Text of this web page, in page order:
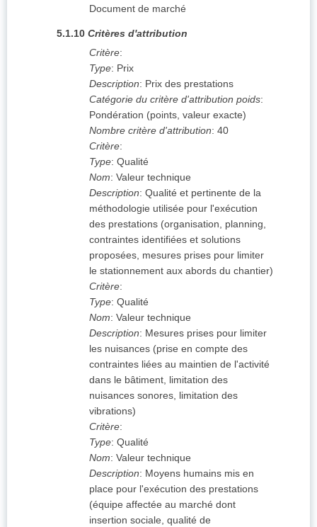
Document de marché
5.1.10 Critères d'attribution
Critère:
Type: Prix
Description: Prix des prestations
Catégorie du critère d'attribution poids:
Pondération (points, valeur exacte)
Nombre critère d'attribution: 40
Critère:
Type: Qualité
Nom: Valeur technique
Description: Qualité et pertinente de la
méthodologie utilisée pour l'exécution
des prestations (organisation, planning,
contraintes identifiées et solutions
proposées, mesures prises pour limiter
le stationnement aux abords du chantier)
Critère:
Type: Qualité
Nom: Valeur technique
Description: Mesures prises pour limiter
les nuisances (prise en compte des
contraintes liées au maintien de l'activité
dans le bâtiment, limitation des
nuisances sonores, limitation des
vibrations)
Critère:
Type: Qualité
Nom: Valeur technique
Description: Moyens humains mis en
place pour l'exécution des prestations
(équipe affectée au marché dont
insertion sociale, qualité de